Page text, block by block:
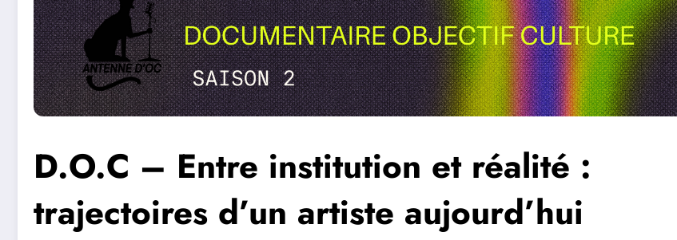
D.O.C – Entre institution et réalité :
trajectoires d’un artiste aujourd’hui